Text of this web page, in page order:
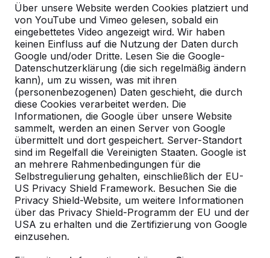
Über unsere Website werden Cookies platziert und
von YouTube und Vimeo gelesen, sobald ein
eingebettetes Video angezeigt wird. Wir haben
keinen Einfluss auf die Nutzung der Daten durch
Google und/oder Dritte. Lesen Sie die Google-
Datenschutzerklärung (die sich regelmäßig ändern
kann), um zu wissen, was mit ihren
(personenbezogenen) Daten geschieht, die durch
diese Cookies verarbeitet werden. Die
Informationen, die Google über unsere Website
sammelt, werden an einen Server von Google
übermittelt und dort gespeichert. Server-Standort
sind im Regelfall die Vereinigten Staaten. Google ist
an mehrere Rahmenbedingungen für die
Selbstregulierung gehalten, einschließlich der EU-
US Privacy Shield Framework. Besuchen Sie die
Privacy Shield-Website, um weitere Informationen
über das Privacy Shield-Programm der EU und der
USA zu erhalten und die Zertifizierung von Google
einzusehen.
Zie ook
Mainz-Gonsenheim Mainz-Kostheim
Kontakt
HeBlad Deutschland
Diekerstraße 97
42781 Haan
Deutschland